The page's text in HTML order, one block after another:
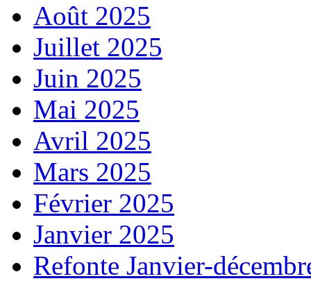
Août 2025
Juillet 2025
Juin 2025
Mai 2025
Avril 2025
Mars 2025
Février 2025
Janvier 2025
Refonte Janvier-